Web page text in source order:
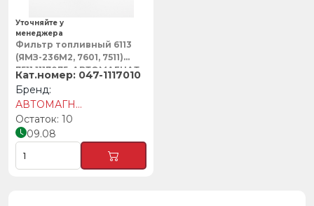
Фильтр топливный 6113
(ЯМЗ-236М2, 7601, 7511)
7511.1117075, АВТОМАГНАТ
047-1117010
АВТОМАГНАТ
10
09.08
Уточняйте у
менеджера